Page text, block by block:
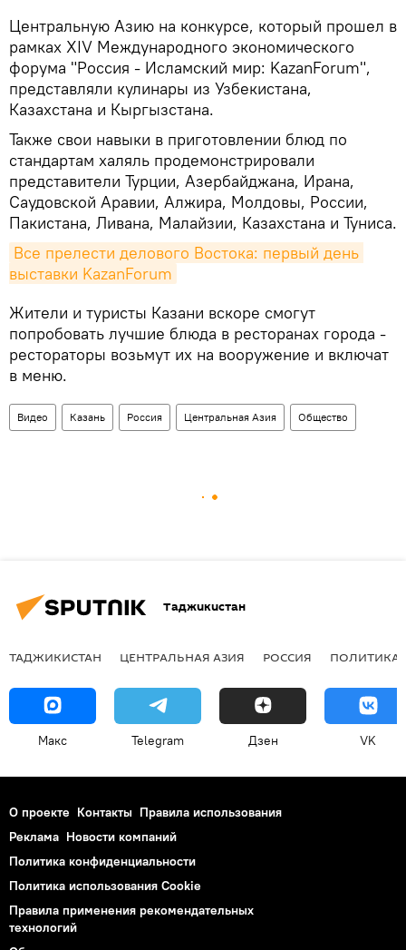
Центральную Азию на конкурсе, который прошел в
рамках ХIV Международного экономического
форума "Россия - Исламский мир: KazanForum",
представляли кулинары из Узбекистана,
Казахстана и Кыргызстана.
Также свои навыки в приготовлении блюд по
стандартам халяль продемонстрировали
представители Турции, Азербайджана, Ирана,
Саудовской Аравии, Алжира, Молдовы, России,
Пакистана, Ливана, Малайзии, Казахстана и Туниса.
Все прелести делового Востока: первый день
выставки KazanForum
Жители и туристы Казани вскоре смогут
попробовать лучшие блюда в ресторанах города -
рестораторы возьмут их на вооружение и включат
в меню.
Видео Казань Россия Центральная Азия Общество
Таджикистан
ТАДЖИКИСТАН ЦЕНТРАЛЬНАЯ АЗИЯ РОССИЯ ПОЛИТИКА
Макс Telegram Дзен VK
О проекте Контакты Правила использования
Реклама Новости компаний
Политика конфиденциальности
Политика использования Cookie
Правила применения рекомендательных
технологий